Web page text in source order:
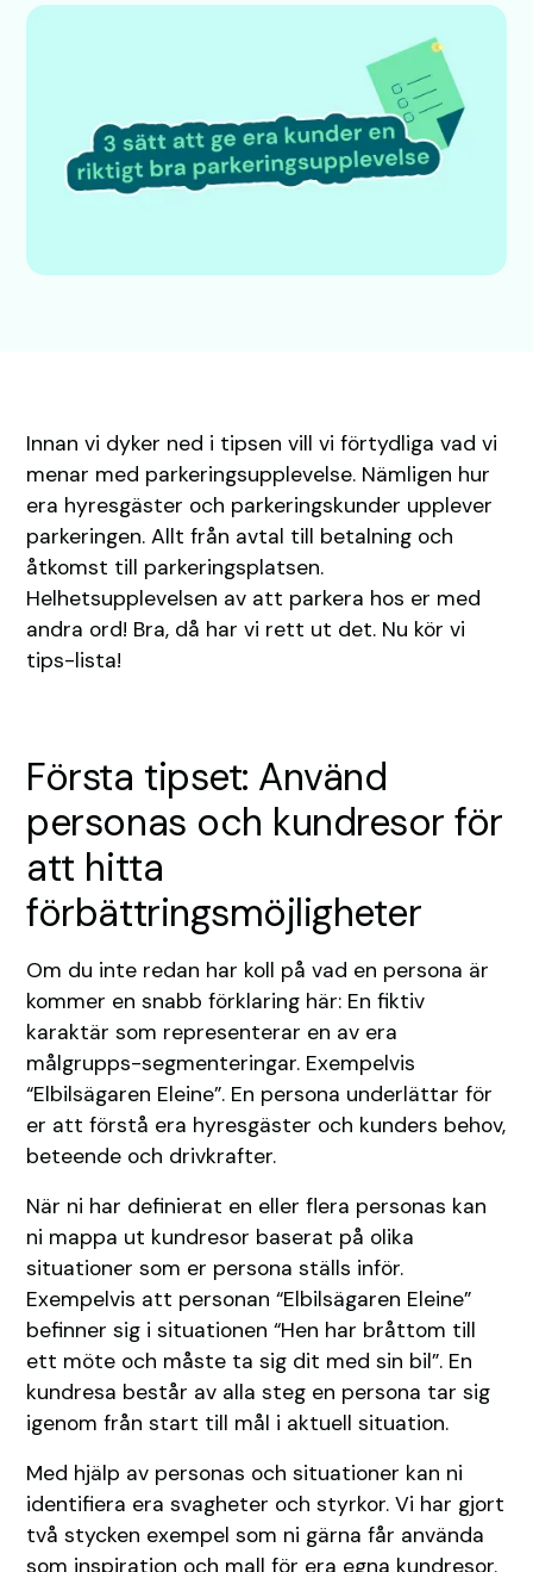
Innan vi dyker ned i tipsen vill vi förtydliga vad vi
menar med parkeringsupplevelse. Nämligen hur
era hyresgäster och parkeringskunder upplever
parkeringen. Allt från avtal till betalning och
åtkomst till parkeringsplatsen.
Helhetsupplevelsen av att parkera hos er med
andra ord! Bra, då har vi rett ut det. Nu kör vi
tips-lista!
Första tipset: Använd
personas och kundresor för
att hitta
förbättringsmöjligheter
Om du inte redan har koll på vad en persona är
kommer en snabb förklaring här: En fiktiv
karaktär som representerar en av era
målgrupps-segmenteringar. Exempelvis
“Elbilsägaren Eleine”. En persona underlättar för
er att förstå era hyresgäster och kunders behov,
beteende och drivkrafter.
När ni har definierat en eller flera personas kan
ni mappa ut kundresor baserat på olika
situationer som er persona ställs inför.
Exempelvis att personan “Elbilsägaren Eleine”
befinner sig i situationen “Hen har bråttom till
ett möte och måste ta sig dit med sin bil”. En
kundresa består av alla steg en persona tar sig
igenom från start till mål i aktuell situation.
Med hjälp av personas och situationer kan ni
identifiera era svagheter och styrkor. Vi har gjort
två stycken exempel som ni gärna får använda
som inspiration och mall för era egna kundresor.